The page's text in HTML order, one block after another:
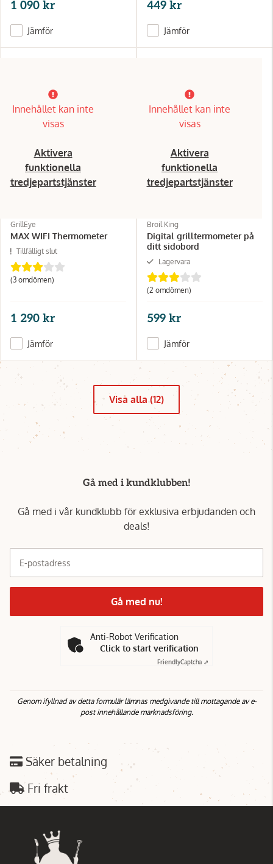
1 090 kr
Jämför
449 kr
Jämför
Innehållet kan inte
visas
Aktivera
funktionella
tredjepartstjänster
GrillEye
MAX WIFI Thermometer
Tillfälligt slut
(3 omdömen)
1 290 kr
Jämför
Innehållet kan inte
visas
Aktivera
funktionella
tredjepartstjänster
Broil King
Digital grilltermometer på
ditt sidobord
Lagervara
(2 omdömen)
599 kr
Jämför
Visa alla (12)
Gå med i kundklubben!
Gå med i vår kundklubb för exklusiva erbjudanden och
deals!
E-postadress
Gå med nu!
Anti-Robot Verification
Click to start verification
FriendlyCaptcha ⇗
Genom ifyllnad av detta formulär lämnas medgivande till mottagande av e-
post innehållande marknadsföring.
Säker betalning
Fri frakt